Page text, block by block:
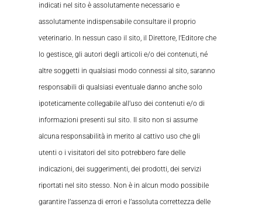
indicati nel sito è assolutamente necessario e
assolutamente indispensabile consultare il proprio
veterinario. In nessun caso il sito, il Direttore, l’Editore che
lo gestisce, gli autori degli articoli e/o dei contenuti, né
altre soggetti in qualsiasi modo connessi al sito, saranno
responsabili di qualsiasi eventuale danno anche solo
ipoteticamente collegabile all’uso dei contenuti e/o di
informazioni presenti sul sito. Il sito non si assume
alcuna responsabilità in merito al cattivo uso che gli
utenti o i visitatori del sito potrebbero fare delle
indicazioni, dei suggerimenti, dei prodotti, dei servizi
riportati nel sito stesso. Non è in alcun modo possibile
garantire l’assenza di errori e l’assoluta correttezza delle